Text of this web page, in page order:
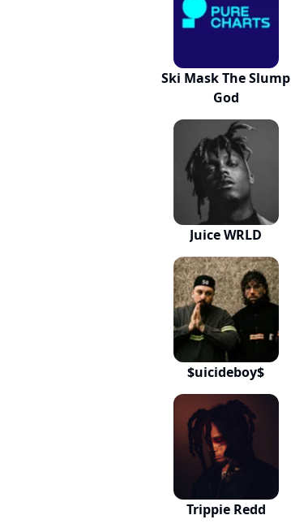
Ski Mask The Slump
God
Juice WRLD
$uicideboy$
Trippie Redd